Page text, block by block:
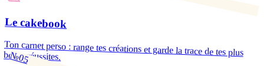
Le cakebook
Ton carnet perso : range tes créations et garde la trace de tes plus
belles réussites.
№05